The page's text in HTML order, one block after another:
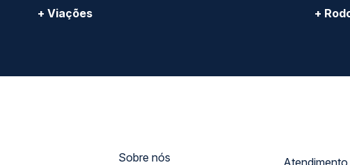
+ Viações
+
Sobre nós